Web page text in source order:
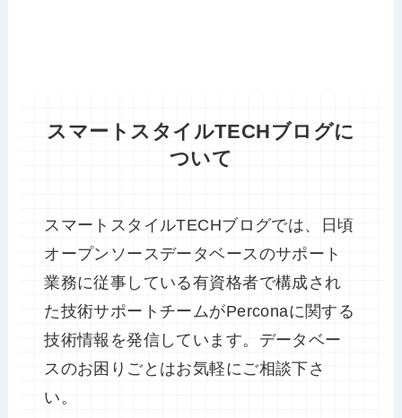
スマートスタイルTECHブログに
ついて
スマートスタイルTECHブログでは、日頃
オープンソースデータベースのサポート
業務に従事している有資格者で構成され
た技術サポートチームがPerconaに関する
技術情報を発信しています。データベー
スのお困りごとはお気軽にご相談下さ
い。